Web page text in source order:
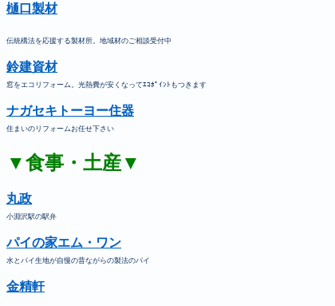
樋口製材
伝統構法を応援する製材所。地域材のご相談受付中
鈴建資材
窓をエコリフォーム。光熱費が安くなってｴｺﾎﾟｲﾝﾄもつきます
ナガセキトーヨー住器
住まいのリフォームお任せ下さい
▼食事・土産▼
丸政
小淵沢駅の駅弁
パイの家エム・ワン
水とパイ生地が自慢の昔ながらの製法のパイ
金精軒